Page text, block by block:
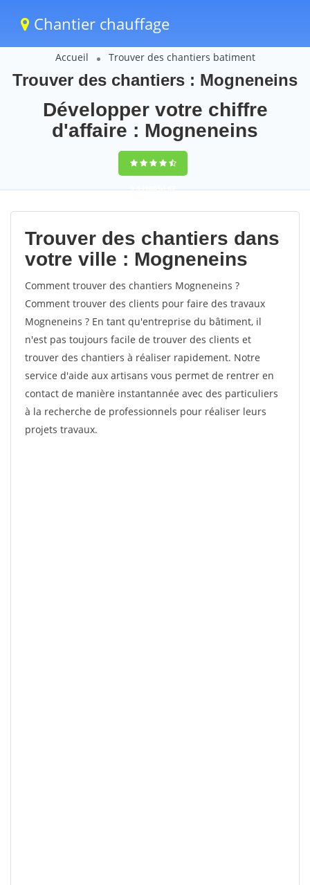
Chantier chauffage
Accueil Trouver des chantiers batiment
Trouver des chantiers : Mogneneins
Développer votre chiffre
d'affaire : Mogneneins
9,5(100%)62
votes
Trouver des chantiers dans
votre ville : Mogneneins
Comment trouver des chantiers Mogneneins ?
Comment trouver des clients pour faire des travaux
Mogneneins ? En tant qu'entreprise du bâtiment, il
n'est pas toujours facile de trouver des clients et
trouver des chantiers à réaliser rapidement. Notre
service d'aide aux artisans vous permet de rentrer en
contact de manière instantannée avec des particuliers
à la recherche de professionnels pour réaliser leurs
projets travaux.